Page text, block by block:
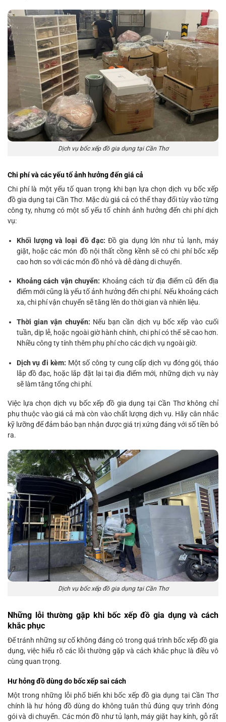
Dịch vụ bốc xếp đồ gia dụng tại Cần Thơ
Chi phí và các yếu tố ảnh hưởng đến giá cả
Chi phí là một yếu tố quan trọng khi bạn lựa chọn dịch vụ bốc xếp
đồ gia dụng tại Cần Thơ. Mặc dù giá cả có thể thay đổi tùy vào từng
công ty, nhưng có một số yếu tố chính ảnh hưởng đến chi phí dịch
vụ:
Khối lượng và loại đồ đạc: Đồ gia dụng lớn như tủ lạnh, máy
giặt, hoặc các món đồ nội thất cồng kềnh sẽ có chi phí bốc xếp
cao hơn so với các món đồ nhỏ và dễ dàng di chuyển.
Khoảng cách vận chuyển: Khoảng cách từ địa điểm cũ đến địa
điểm mới cũng là yếu tố ảnh hưởng đến chi phí. Nếu khoảng cách
xa, chi phí vận chuyển sẽ tăng lên do thời gian và nhiên liệu.
Thời gian vận chuyển: Nếu bạn cần dịch vụ bốc xếp vào cuối
tuần, dịp lễ, hoặc ngoài giờ hành chính, chi phí có thể sẽ cao hơn.
Nhiều công ty tính thêm phụ phí cho các dịch vụ ngoài giờ.
Dịch vụ đi kèm: Một số công ty cung cấp dịch vụ đóng gói, tháo
lắp đồ đạc, hoặc lắp đặt lại tại địa điểm mới, những dịch vụ này
sẽ làm tăng tổng chi phí.
Việc lựa chọn dịch vụ bốc xếp đồ gia dụng tại Cần Thơ không chỉ
phụ thuộc vào giá cả mà còn vào chất lượng dịch vụ. Hãy cân nhắc
kỹ lưỡng để đảm bảo bạn nhận được giá trị xứng đáng với số tiền bỏ
ra.
Dịch vụ bốc xếp đồ gia dụng tại Cần Thơ
Những lỗi thường gặp khi bốc xếp đồ gia dụng và cách
khắc phục
Để tránh những sự cố không đáng có trong quá trình bốc xếp đồ gia
dụng, việc hiểu rõ các lỗi thường gặp và cách khắc phục là điều vô
cùng quan trọng.
Hư hỏng đồ dùng do bốc xếp sai cách
Một trong những lỗi phổ biến khi bốc xếp đồ gia dụng tại Cần Thơ
chính là hư hỏng đồ dùng do không tuân thủ đúng quy trình đóng
gói và di chuyển. Các món đồ như tủ lạnh, máy giặt hay kính, gỗ rất